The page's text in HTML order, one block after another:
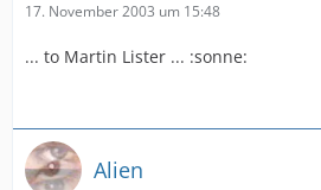
17. November 2003 um 15:48
... to Martin Lister ... :sonne:
Alien